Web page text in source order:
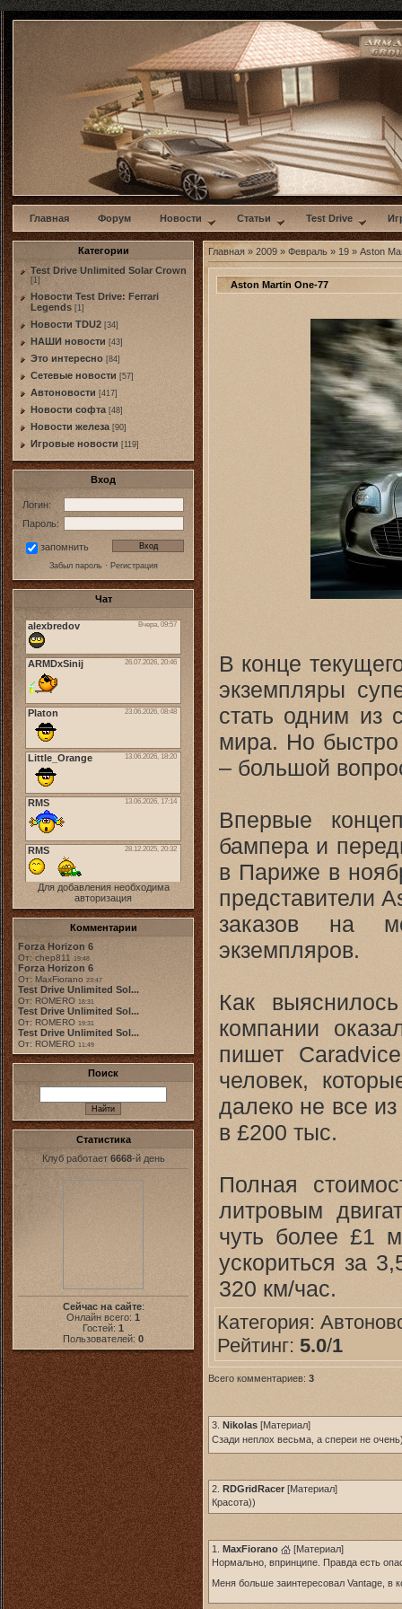
w
Главная Форум Новости Статьи Test Drive
Категории
Test Drive Unlimited Solar Crown
[1]
Новости Test Drive: Ferrari
Legends [1]
Новости TDU2 [34]
НАШИ новости [43]
Это интересно [84]
Сетевые новости [57]
Автоновости [417]
Новости софта [48]
Новоcти железа [90]
Игровые новости [119]
Вход
Логин:
Пароль:
запомнить
Забыл пароль· Регистрация
Чат
Для добавления необходима
авторизация
Комментарии
Forza Horizon 6
От: chep811 19:48
Forza Horizon 6
От: MaxFiorano 23:47
Test Drive Unlimited Sol...
От: ROMERO 18:31
Test Drive Unlimited Sol...
От: ROMERO 19:31
Test Drive Unlimited Sol...
От: ROMERO 11:49
Поиск
Статистика
Клуб работает 6668-й день
Сейчас на сайте:
Онлайн всего: 1
Гостей: 1
Пользователей: 0
Главная » 2009 » Февраль » 19 » Aston
Aston Martin One-77
В конце
экземпляры
стать одним из
мира. Но
– большой
Впервые
бампера и
в Париже в
представители
заказов на
экземпляров.
Как
компании
пишет
человек,
далеко не все
в £200 тыс.
Полная
литровым
чуть более £1
ускориться за
320 км/час.
Категория:
Рейтинг: 5.0/1
Всего комментариев: 3
3. Nikolas [Материал]
Сзади неплох весьма, а спереи не
2. RDGridRacer [Материал]
Красота))
1. MaxFiorano [Материал]
Нормально, впринципе. Правда есть
Меня больше заинтересовал Vantage, в